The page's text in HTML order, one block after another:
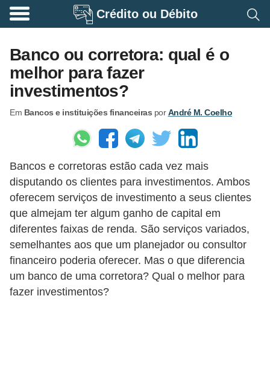
Crédito ou Débito
Banco ou corretora: qual é o
melhor para fazer
investimentos?
Em Bancos e instituições financeiras porAndré M. Coelho
Bancos e corretoras estão cada vez mais
disputando os clientes para investimentos. Ambos
oferecem serviços de investimento a seus clientes
que almejam ter algum ganho de capital em
diferentes faixas de renda. São serviços variados,
semelhantes aos que um planejador ou consultor
financeiro poderia oferecer. Mas o que diferencia
um banco de uma corretora? Qual o melhor para
fazer investimentos?
A
o
s
e
n
d
o
i
a
B